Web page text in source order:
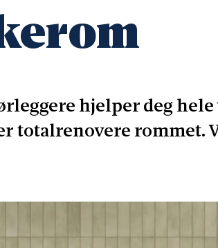
hjelper deg
totalrenovere rommet.